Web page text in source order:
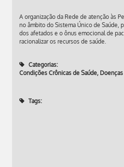
A organização da Rede de atenção às
no âmbito do Sistema Único de Saúde,
dos afetados e o ônus emocional de
racionalizar os recursos de saúde.
Categorias:
Condições Crônicas de Saúde, Doenças
Tags: